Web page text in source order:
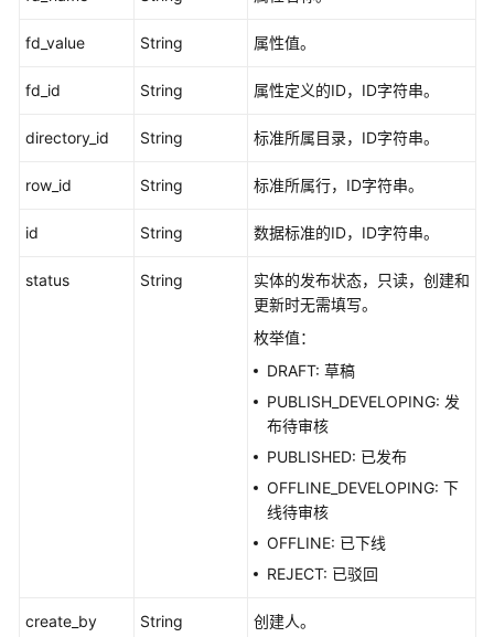
fd_value String 属性值。
fd_id String 属性定义的ID，ID字符串。
directory_id String 标准所属目录，ID字符串。
row_id String 标准所属行，ID字符串。
id String 数据标准的ID，ID字符串。
status String
实体的发布状态，只读，创建和
更新时无需填写。
枚举值：
DRAFT: 草稿
PUBLISH_DEVELOPING: 发
布待审核
PUBLISHED: 已发布
OFFLINE_DEVELOPING: 下
线待审核
OFFLINE: 已下线
REJECT: 已驳回
create_by String 创建人。